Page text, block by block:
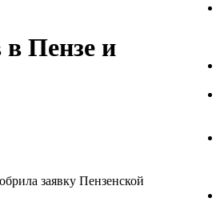
в Пензе и
заявку Пензенской